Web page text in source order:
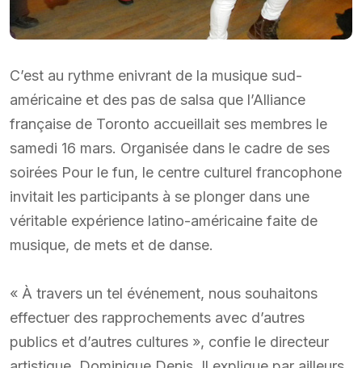
C’est au rythme enivrant de la musique sud-
américaine et des pas de salsa que l’Alliance
française de Toronto accueillait ses membres le
samedi 16 mars. Organisée dans le cadre de ses
soirées Pour le fun, le centre culturel francophone
invitait les participants à se plonger dans une
véritable expérience latino-américaine faite de
musique, de mets et de danse.
« À travers un tel événement, nous souhaitons
effectuer des rapprochements avec d’autres
publics et d’autres cultures », confie le directeur